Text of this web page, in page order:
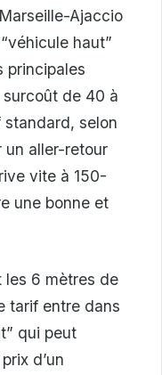
Ajaccio
haut”
principales
de 40 à
selon
un aller-retour
vite à 150-
une bonne et
les 6 mètres de
tarif entre dans
qui peut
d’un